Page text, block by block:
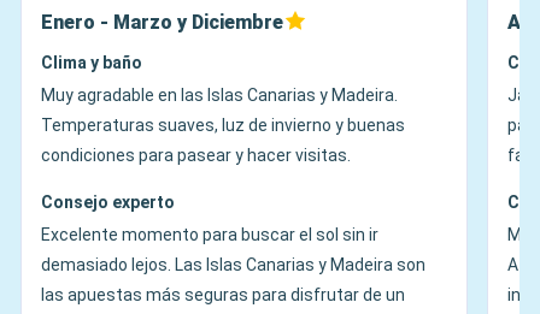
Enero - Marzo y Diciembre
Clima y baño
Muy agradable en las Islas Canarias y Madeira.
Temperaturas suaves, luz de invierno y buenas
condiciones para pasear y hacer visitas.
Consejo experto
Excelente momento para buscar el sol sin ir
demasiado lejos. Las Islas Canarias y Madeira son
las apuestas más seguras para disfrutar de un